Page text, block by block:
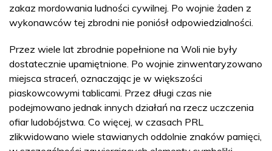
zakaz mordowania ludności cywilnej. Po wojnie żaden z
wykonawców tej zbrodni nie poniósł odpowiedzialności.
Przez wiele lat zbrodnie popełnione na Woli nie były
dostatecznie upamiętnione. Po wojnie zinwentaryzowano
miejsca straceń, oznaczając je w większości
piaskowcowymi tablicami. Przez długi czas nie
podejmowano jednak innych działań na rzecz uczczenia
ofiar ludobójstwa. Co więcej, w czasach PRL
zlikwidowano wiele stawianych oddolnie znaków pamięci,